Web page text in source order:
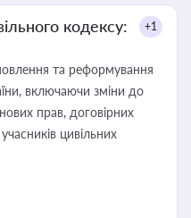
кодексу:
+1
та реформування
включаючи зміни до
прав, договірних
цивільних